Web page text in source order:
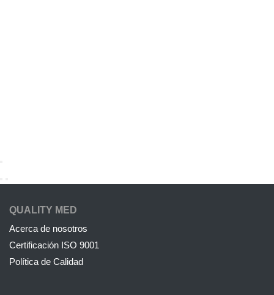
QUALITY MED
Acerca de nosotros
Certificación ISO 9001
Política de Calidad